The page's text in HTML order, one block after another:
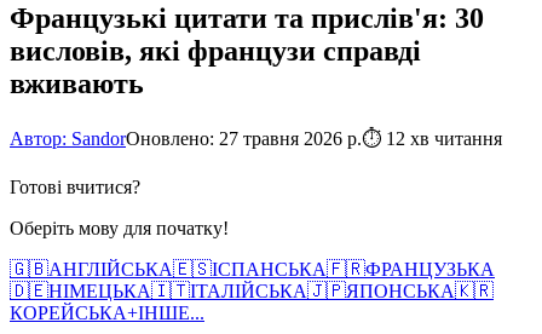
Французькі цитати та прислів'я: 30
висловів, які французи справді
вживають
Автор: SandorОновлено: 27 травня 2026 р.⏱ 12 хв читання
Готові вчитися?
Оберіть мову для початку!
🇬🇧АНГЛІЙСЬКА🇪🇸ІСПАНСЬКА🇫🇷ФРАНЦУЗЬКА
🇩🇪НІМЕЦЬКА🇮🇹ІТАЛІЙСЬКА🇯🇵ЯПОНСЬКА🇰🇷
КОРЕЙСЬКА+ІНШЕ...